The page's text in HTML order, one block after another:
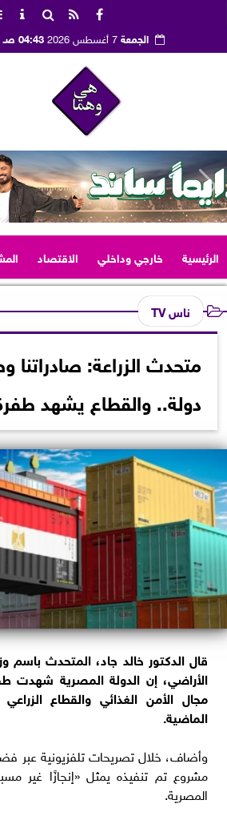
الجمعة 04:43 صـ
الرئيسية خارجي وداخلي الاقتصاد
ناس TV
دولة.. والقطاع يشهد
قال الدكتور خالد جاد، المتحدث باسم
الأراضي، إن الدولة المصرية
الماضية.
وأضاف، خلال تصريحات تلفزيونية عبر
مشروع تم تنفيذه يمثل «إنجازًا غير
المصرية.